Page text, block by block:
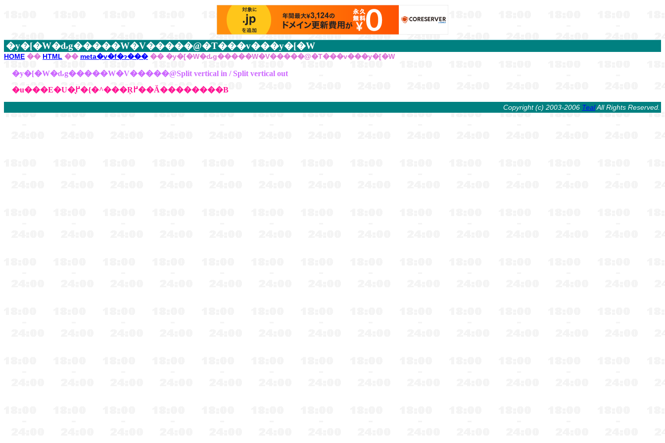
�y�[�W�ԃg�����W�V�����@�T���v���y�[�W
HOME �� HTML �� meta�v�f�ɂ����� �y�[�W�ԃg�����W�V�����@�T���v���y�[�W
�y�[�W�ԃg�����W�V�����@Split vertical in / Split vertical out
�u���E�U�̖߂�{�^���Ŗ߂��Ă��������B
Copyright (c) 2003-2006 TealAll Rights Reserved.